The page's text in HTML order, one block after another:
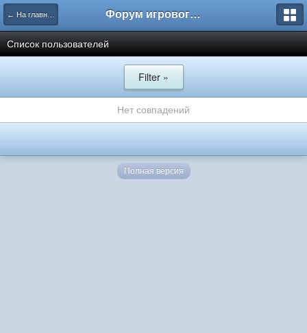
← На главную Форум игрового проекта Riverrise
Список пользователей
Filter »
Нет совпадений
Полная версия